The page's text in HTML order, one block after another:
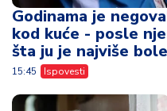
Godinama je
kod kuće - posle
šta ju je najviše
15:45 Ispovesti